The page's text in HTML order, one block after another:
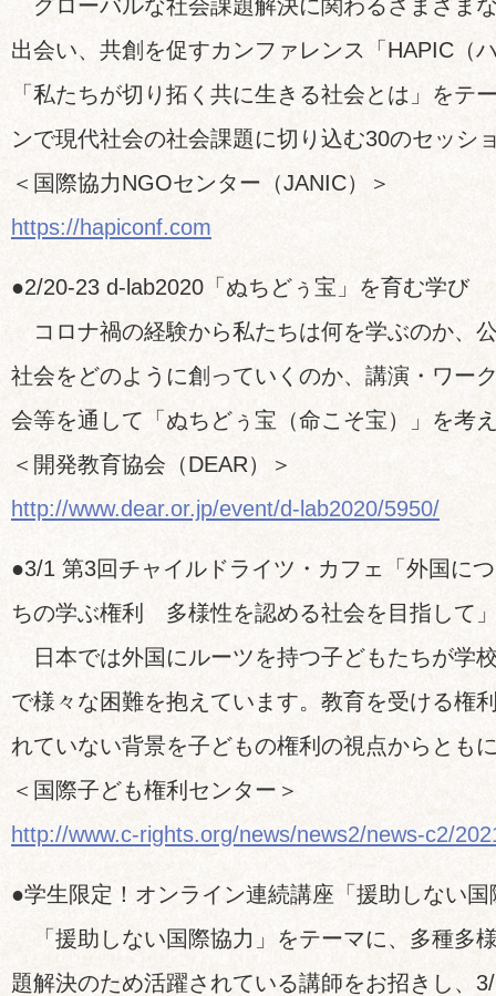
グローバルな社会課題解決に関わるさまざま
出会い、共創を促すカンファレンス「HAPIC（
「私たちが切り拓く共に生きる社会とは」をテ
ンで現代社会の社会課題に切り込む30のセッシ
＜国際協力NGOセンター（JANIC）＞
https://hapiconf.com
●2/20-23 d-lab2020「ぬちどぅ宝」を育む学び
コロナ禍の経験から私たちは何を学ぶのか、
社会をどのように創っていくのか、講演・ワー
会等を通して「ぬちどぅ宝（命こそ宝）」を考
＜開発教育協会（DEAR）＞
http://www.dear.or.jp/event/d-lab2020/5950/
●3/1 第3回チャイルドライツ・カフェ「外国に
ちの学ぶ権利 多様性を認める社会を目指して
日本では外国にルーツを持つ子どもたちが学
で様々な困難を抱えています。教育を受ける権
れていない背景を子どもの権利の視点からとも
＜国際子ども権利センター＞
http://www.c-rights.org/news/news2/news-c2/
●学生限定！オンライン連続講座「援助しない
「援助しない国際協力」をテーマに、多種多
題解決のため活躍されている講師をお招きし、